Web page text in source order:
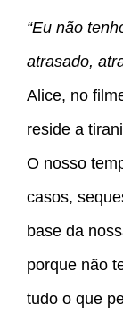
“Eu não
atrasado,
Alice, no
reside a
O nosso
casos,
base da
porque não
tudo o que